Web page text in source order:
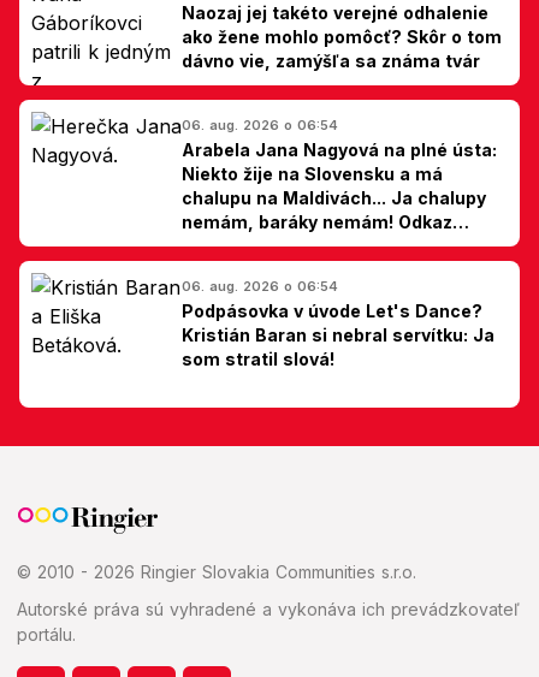
Naozaj jej takéto verejné odhalenie
ako žene mohlo pomôcť? Skôr o tom
dávno vie, zamýšľa sa známa tvár
06. aug. 2026 o 06:54
Arabela Jana Nagyová na plné ústa:
Niekto žije na Slovensku a má
chalupu na Maldivách... Ja chalupy
nemám, baráky nemám! Odkaz
Slovákom
06. aug. 2026 o 06:54
Podpásovka v úvode Let's Dance?
Kristián Baran si nebral servítku: Ja
som stratil slová!
© 2010 - 2026 Ringier Slovakia Communities s.r.o.
Autorské práva sú vyhradené a vykonáva ich prevádzkovateľ
portálu.